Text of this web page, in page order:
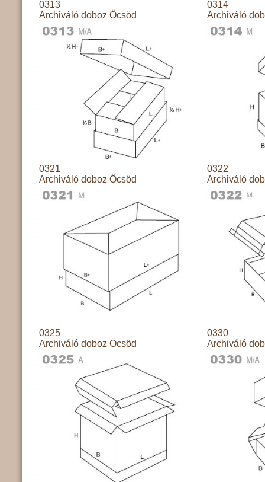
0313
Archiváló doboz Öcsöd
0314
Archiváló
0321
Archiváló doboz Öcsöd
0322
Archiváló
0325
Archiváló doboz Öcsöd
0330
Archiváló